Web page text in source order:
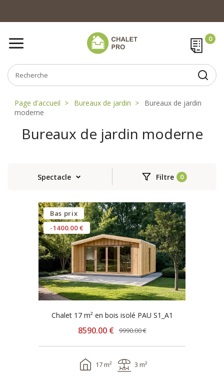
Page d'accueil Bureaux de jardin
Bureaux de jardin
moderne
Bureaux de jardin moderne
Spectacle Filtre
Bas prix
-1400.00 €
Chalet 17 m² en bois isolé PAU S1_A1
8590.00 € 9990.00 €
17 m² 3 m²